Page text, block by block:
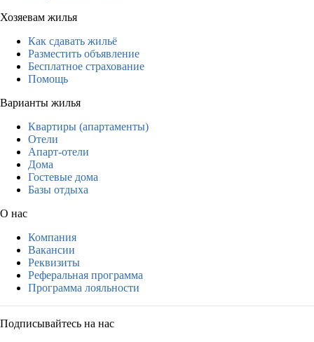
Хозяевам жилья
Как сдавать жильё
Разместить объявление
Бесплатное страхование
Помощь
Варианты жилья
Квартиры (апартаменты)
Отели
Апарт-отели
Дома
Гостевые дома
Базы отдыха
О нас
Компания
Вакансии
Реквизиты
Реферальная программа
Программа лояльности
Подписывайтесь на нас